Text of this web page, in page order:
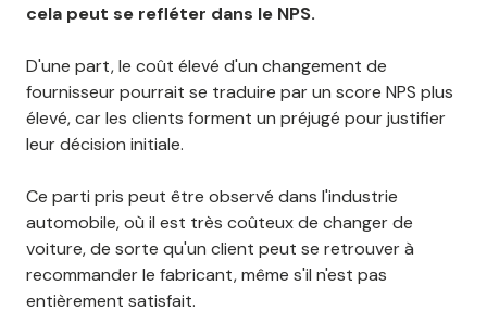
cela peut se refléter dans le NPS.
D'une part, le coût élevé d'un changement de
fournisseur pourrait se traduire par un score NPS plus
élevé, car les clients forment un préjugé pour justifier
leur décision initiale.
Ce parti pris peut être observé dans l'industrie
automobile, où il est très coûteux de changer de
voiture, de sorte qu'un client peut se retrouver à
recommander le fabricant, même s'il n'est pas
entièrement satisfait.